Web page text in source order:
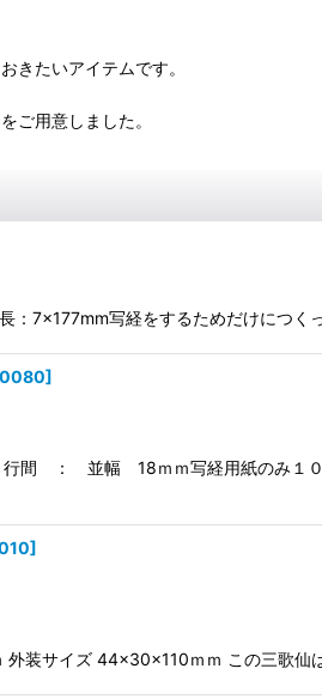
きたいアイテムです。
ご用意しました。
：7×177mm写経をするためだけにつ
]
間 ： 並幅 18ｍｍ写経用紙のみ１０
]
装サイズ 44×30×110ｍｍ この三歌仙